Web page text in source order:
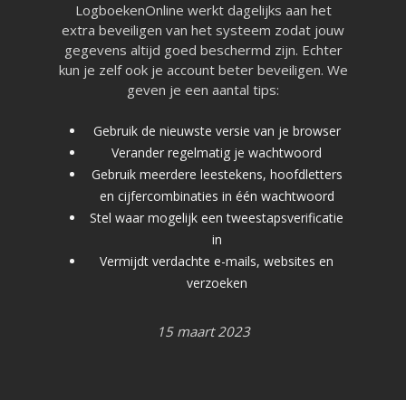
LogboekenOnline werkt dagelijks aan het
extra beveiligen van het systeem zodat jouw
gegevens altijd goed beschermd zijn. Echter
kun je zelf ook je account beter beveiligen. We
geven je een aantal tips:
Gebruik de nieuwste versie van je browser
Verander regelmatig je wachtwoord
Gebruik meerdere leestekens, hoofdletters
en cijfercombinaties in één wachtwoord
Stel waar mogelijk een tweestapsverificatie
in
Vermijdt verdachte e-mails, websites en
verzoeken
15 maart 2023
Pagina’s
Aanvragen
Modules